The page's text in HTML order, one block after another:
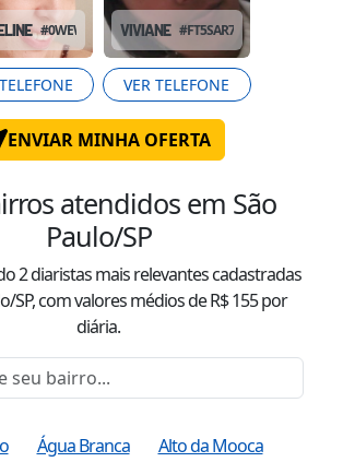
#0WEWHLVD VIVIANE #FT5SAR7J
VER TELEFONE
ENVIAR MINHA OFERTA
atendidos em São
Paulo/SP
2diaristas mais relevantes cadastradas
SP, com valoresmédiosde R$155por
diária.
Água Branca
Alto da Mooca